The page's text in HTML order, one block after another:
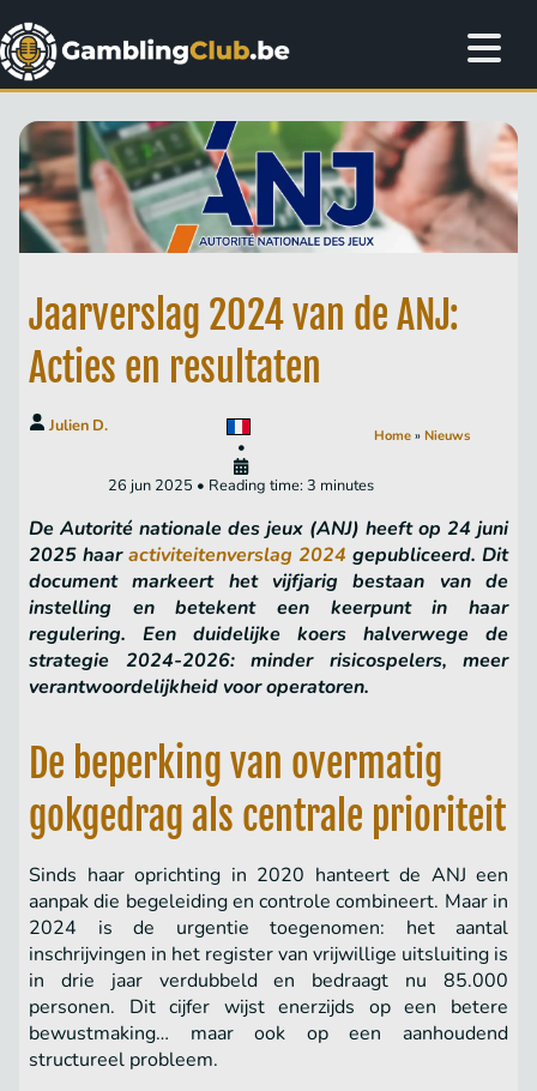
Jaarverslag 2024 van de ANJ:
Acties en resultaten
Julien D.
•
26 jun 2025 • Reading time: 3 minutes
Home » Nieuws
De Autorité nationale des jeux (ANJ) heeft op 24 juni
2025 haaractiviteitenverslag 2024 gepubliceerd. Dit
document markeert het vijfjarig bestaan van de
instelling en betekent een keerpunt in haar
regulering. Een duidelijke koers halverwege de
strategie 2024-2026: minder risicospelers, meer
verantwoordelijkheid voor operatoren.
De beperking van overmatig
gokgedrag als centrale prioriteit
Sinds haar oprichting in 2020 hanteert de ANJ een
aanpak die begeleiding en controle combineert. Maar in
2024 is de urgentie toegenomen: het aantal
inschrijvingen in het register van vrijwillige uitsluiting is
in drie jaar verdubbeld en bedraagt nu 85.000
personen. Dit cijfer wijst enerzijds op een betere
bewustmaking… maar ook op een aanhoudend
structureel probleem.